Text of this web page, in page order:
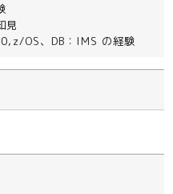
見
OS、DB：IMS の経験